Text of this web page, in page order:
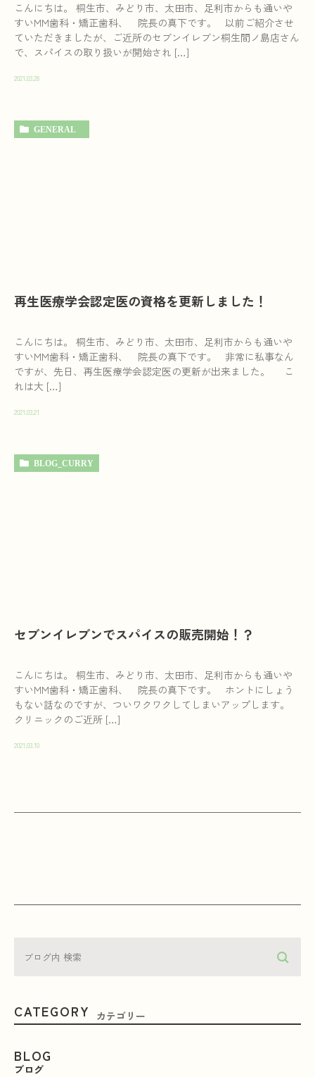
こんにちは。 桐生市、みどり市、太田市、足利市からも通いや
すいMM歯科・矯正歯科、 院長の真下です。 以前ご紹介させ
ていただきましたが、ご近所のセブンイレブン桐生間ノ島店さん
で、スパイスの取り扱いが開始され […]
2021.03.28
GENERAL
再生医療学会認定医の資格を更新しました！
こんにちは。 桐生市、みどり市、太田市、足利市からも通いや
すいMM歯科・矯正歯科、 院長の真下です。 非常に私事なん
ですが、先日、再生医療学会認定医の更新が出来ました。 こ
れは大 […]
2021.03.21
BLOG_CURRY
セブンイレブンでスパイスの販売開始！？
こんにちは。 桐生市、みどり市、太田市、足利市からも通いや
すいMM歯科・矯正歯科、 院長の真下です。 ホントにしょう
もない話なのですが、ついワクワクしてしまいアップします。
クリニックのご近所 […]
2021.03.10
CATEGORY カテゴリー
BLOG
ブログ